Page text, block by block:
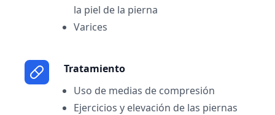
la piel de la pierna
Varices
Tratamiento
Uso de medias de compresión
Ejercicios y elevación de las piernas